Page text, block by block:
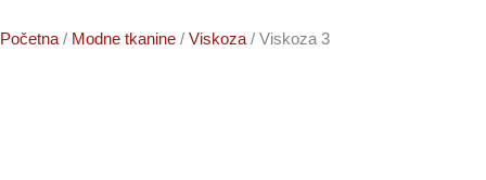
Početna / Modne tkanine / Viskoza / Viskoza 3